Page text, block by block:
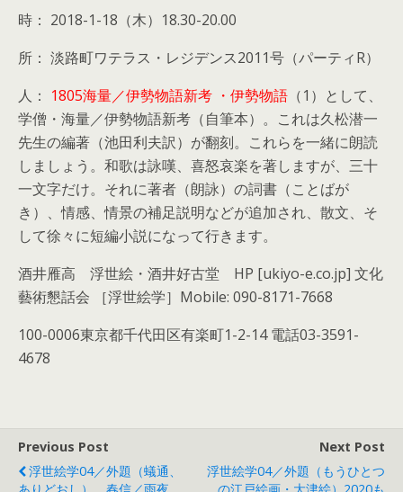
時： 2018-1-18（木）18.30-20.00
所： 淡路町ワテラス・レジデンス2011号（パーティR）
人： 1805海量／伊勢物語新考 ・伊勢物語 （1）として、
学僧・海量／伊勢物語新考（自筆本）。これは久松潜一
先生の編著（池田利夫訳）が翻刻。これらを一緒に朗読
しましょう。和歌は詠嘆、喜怒哀楽を著しますが、三十
一文字だけ。それに著者（朗詠）の詞書（ことばが
き）、情感、情景の補足説明などが追加され、散文、そ
して徐々に短編小説になって行きます。
酒井雁高 浮世絵・酒井好古堂 HP [ukiyo-e.co.jp] 文化
藝術懇話会 ［浮世絵学］Mobile: 090-8171-7668
100-0006東京都千代田区有楽町1-2-14 電話03-3591-
4678
Previous Post
浮世絵学04／外題（蟻通、
Next Post
浮世絵学04／外題（もうひとつ